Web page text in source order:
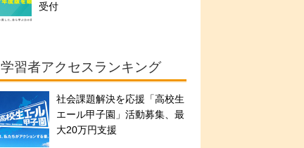
受付
学習者アクセスランキング
社会課題解決を応援「高校生
エール甲子園」活動募集、最
大20万円支援